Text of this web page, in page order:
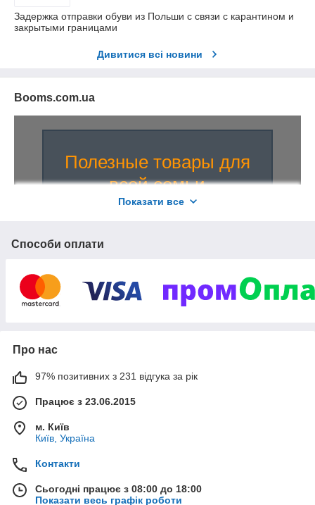
Задержка отправки обуви из Польши с связи с карантином и
закрытыми границами
Дивитися всі новини
Booms.com.ua
Полезные товары для
всей семьи
Показати все
Способи оплати
Про нас
97% позитивних з 231 відгука за рік
Працює з 23.06.2015
м. Київ
Київ, Україна
Контакти
Сьогодні працює з 08:00 до 18:00
Показати весь графік роботи